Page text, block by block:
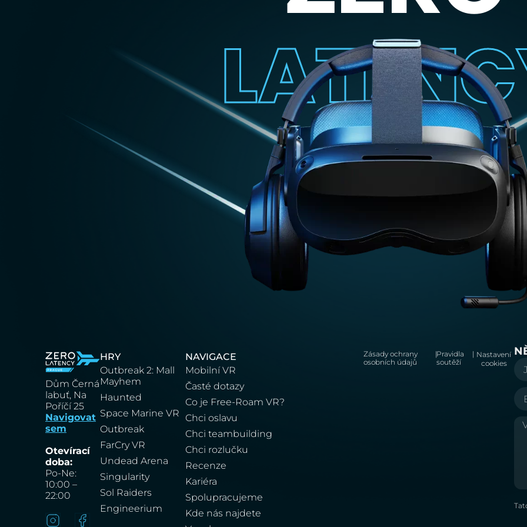
Dům Černá
labuť, Na
Poříčí 25
Navigovat
sem
Otevírací
doba:
Po-Ne:
10:00 –
22:00
HRY
Outbreak 2: Mall
Mayhem
Haunted
Space Marine VR
Outbreak
FarCry VR
Undead Arena
Singularity
Sol Raiders
Engineerium
NAVIGACE
Mobilní VR
Časté dotazy
Co je Free-Roam VR?
Chci oslavu
Chci teambuilding
Chci rozlučku
Recenze
Kariéra
Spolupracujeme
Kde nás najdete
Zásady ochrany
osobních údajů
|Pravidla
soutěží
| Nastavení
cookies